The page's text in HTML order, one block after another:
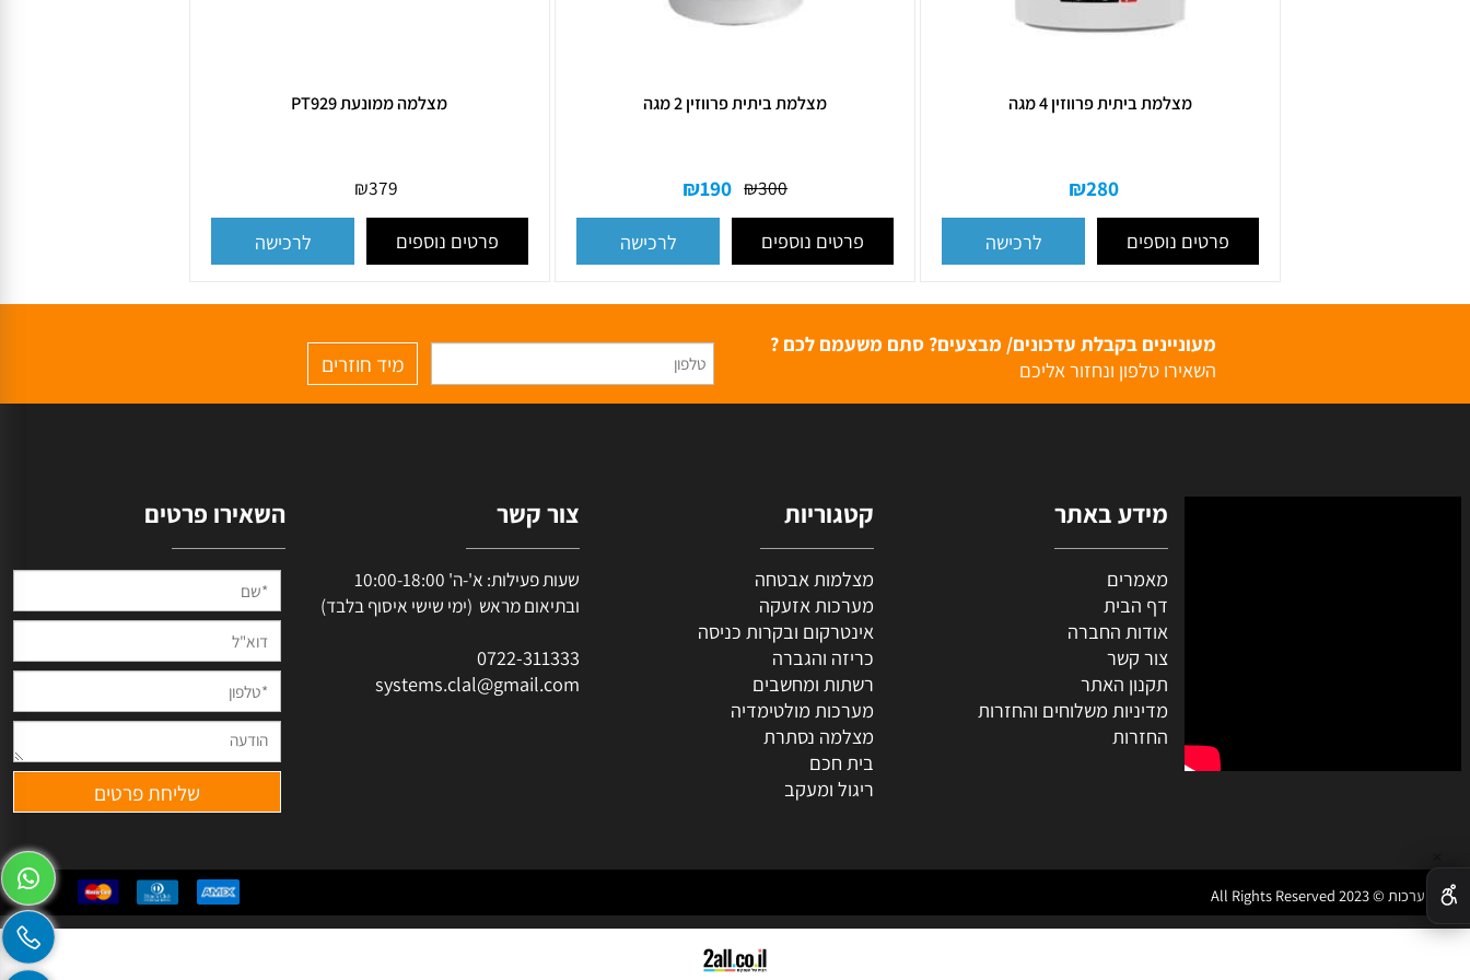
₪280
פרטים נוספים לרכישה
₪300
₪ 190
פרטים נוספים לרכישה
₪379
פרטים נוספים לרכישה
מעוניינים בקבלת עדכונים/ מבצעים? סתם משעמם לכם ?
השאירו טלפון ונחזור אליכם
מידע באתר
מאמרים
דף הבית
אודות החברה
צור קשר
תקנון האתר
מדיניות משלוחים והחזרות
קטגוריות
מצלמות אבטחה
מערכות אזעקה
אינטרקום ובקרות כניסה
כריזה והגברה
רשתות ומחשבים
מערכות מולטימדיה
מצלמה נסתרת
צור קשר
שעות פעילות: א'-ה' 10:00-18:00
ובתיאום מראש (ימי שישי איסוף בלבד)
0
השאירו פרטים